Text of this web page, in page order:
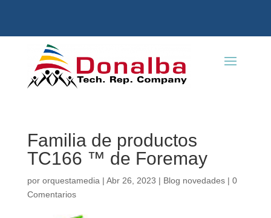
Familia de productos
TC166 ™ de Foremay
por orquestamedia | Abr 26, 2023 | Blog novedades| 0
Comentarios